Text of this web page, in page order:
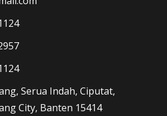
Serua Indah, Ciputat,
City, Banten 15414